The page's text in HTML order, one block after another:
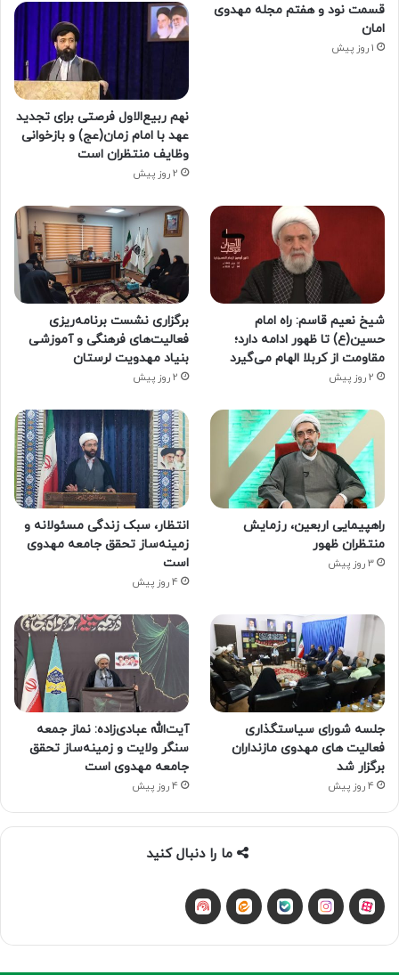
قسمت نود و هفتم مجله مهدوی
امان
1 روز پیش
نهم ربیع‌الاول فرصتی برای تجدید
عهد با امام زمان(عج) و بازخوانی
وظایف منتظران است
2 روز پیش
شیخ نعیم قاسم: راه امام
حسین(ع) تا ظهور ادامه دارد؛
مقاومت از کربلا الهام می‌گیرد
2 روز پیش
برگزاری نشست برنامه‌ریزی
فعالیت‌های فرهنگی و آموزشی
بنیاد مهدویت لرستان
2 روز پیش
راهپیمایی اربعین، رزمایش
منتظران ظهور
3 روز پیش
انتظار، سبک زندگی مسئولانه و
زمینه‌ساز تحقق جامعه مهدوی
است
4 روز پیش
جلسه شورای سیاستگذاری
فعالیت های مهدوی مازنداران
برگزار شد
4 روز پیش
آیت‌الله عبادی‌زاده: نماز جمعه
سنگر ولایت و زمینه‌ساز تحقق
جامعه مهدوی است
4 روز پیش
ما را دنبال کنید
آپاراتاینستاگرام
بله ایتا شنوتو